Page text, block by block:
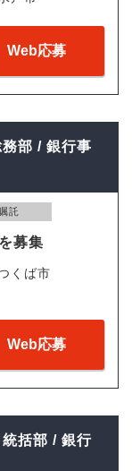
Web応募
部 / 銀行事
託
募集
くば市
Web応募
括部 / 銀行